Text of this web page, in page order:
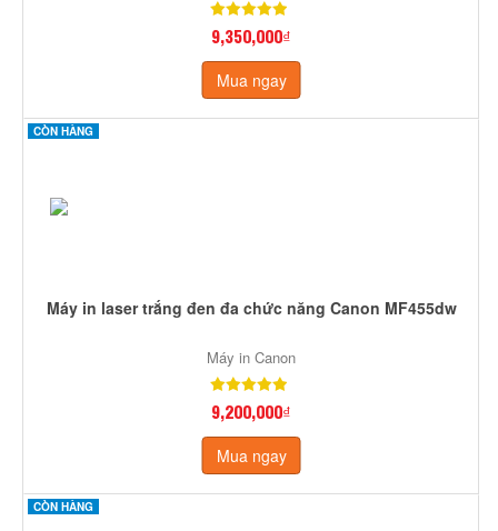
9,350,000₫
Mua ngay
CÒN HÀNG
Máy in laser trắng đen đa chức năng Canon MF455dw
Máy in Canon
9,200,000₫
Mua ngay
CÒN HÀNG